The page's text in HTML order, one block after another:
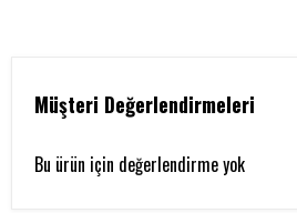
Müşteri Değerlendirmeleri
Bu ürün için değerlendirme yok